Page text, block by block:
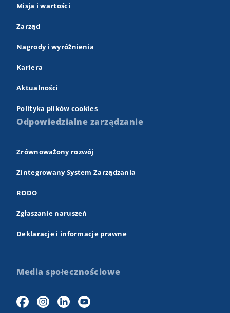
Misja i wartości
Zarząd
Nagrody i wyróżnienia
Kariera
Aktualności
Polityka plików cookies
Odpowiedzialne zarządzanie
Zrównoważony rozwój
Zintegrowany System Zarządzania
RODO
Zgłaszanie naruszeń
Deklaracje i informacje prawne
Media społecznościowe